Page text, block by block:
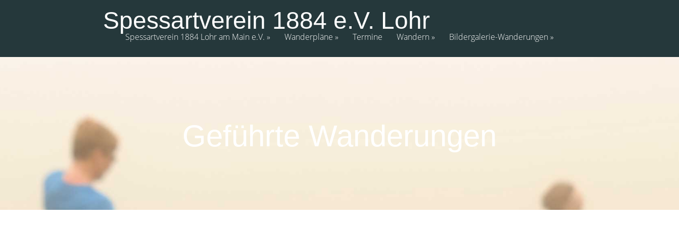
Spessartverein 1884 e.V. Lohr
Spessartverein 1884 Lohr am Main e.V. Wanderpläne Termine Wandern Bildergalerie-Wanderungen
Geführte Wanderungen
2:00
4:00